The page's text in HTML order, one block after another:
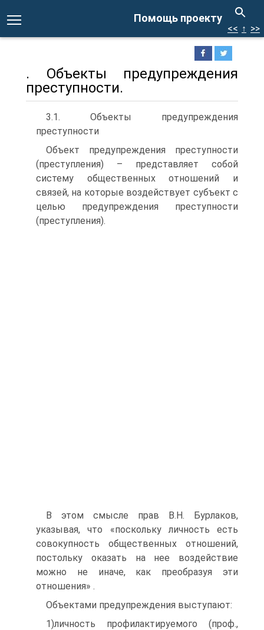
Помощь проекту
<< ↑ >>
. Объекты предупреждения
преступности.
3.1. Объекты предупреждения
преступности
Объект предупреждения преступности
(преступления) – представляет собой
систему общественных отношений и
связей, на которые воздействует субъект с
целью предупреждения преступности
(преступления).
В этом смысле прав В.Н. Бурлаков,
указывая, что «поскольку личность есть
совокупность общественных отношений,
постольку оказать на нее воздействие
можно не иначе, как преобразуя эти
отношения» .
Объектами предупреждения выступают:
1)личность профилактируемого (проф.,